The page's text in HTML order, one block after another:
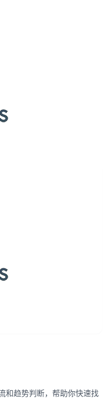
和趋势判断，帮助你快速找